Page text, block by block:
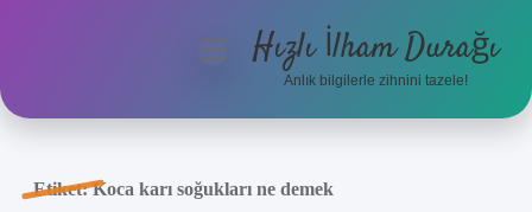
Anasayfa
menüyüHızlı İlham Durağı
Anlık bilgilerle zihnini tazele!
Etiket:Koca karı soğukları ne demek